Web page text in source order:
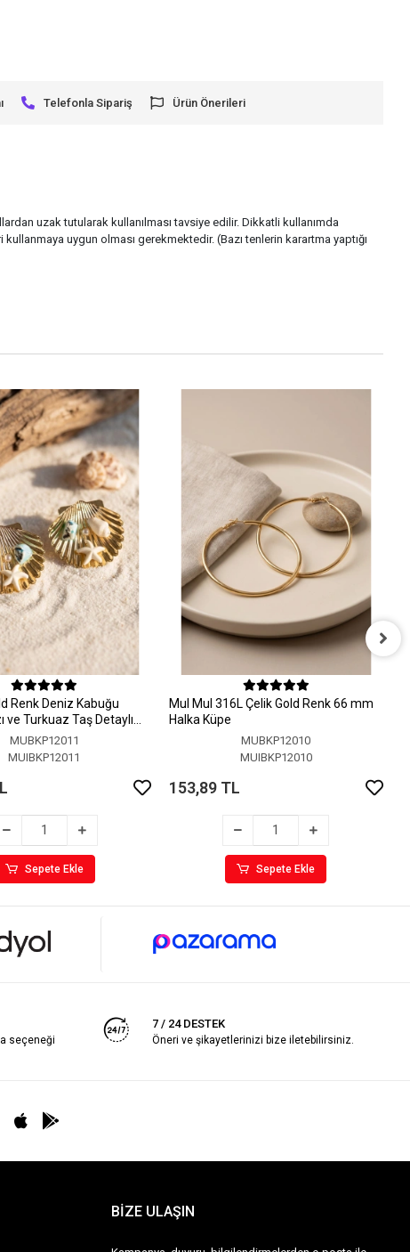
Telefonla Sipariş Ürün Önerileri
uzak tutularak kullanılması tavsiye edilir. Dikkatli kullanımda
uygun olması gerekmektedir. (Bazı tenlerin karartma yaptığı
Renk Deniz Kabuğu
ve Turkuaz Taş Detaylı
MUBKP12011
MUIBKP12011
Sepete Ekle
MuI MuI 316L Çelik Gold Renk 66 mm
Halka Küpe
MUBKP12010
MUIBKP12010
153,89 TL
Sepete Ekle
seçeneği
7 / 24 DESTEK
Öneri ve şikayetlerinizi bize iletebilirsiniz.
BİZE ULAŞIN